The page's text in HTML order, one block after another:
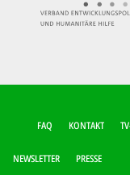
FUSSZEILEN-M
FAQ KONTAKT
NEWSLETTER PRESSE